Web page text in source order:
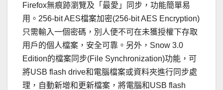
Firefox無痕跡瀏覽及「最愛」同步，功能簡單易
用。256-bit AES檔案加密(256-bit AES Encryption)
只需輸入一個密碼，別人便不可在未獲授權下存取
用戶的個人檔案，安全可靠。另外，Snow 3.0
Edition的檔案同步(File Synchronization)功能，可
將USB flash drive和電腦檔案或資料夾進行同步處
理，自動新增和更新檔案，將電腦和USB flash